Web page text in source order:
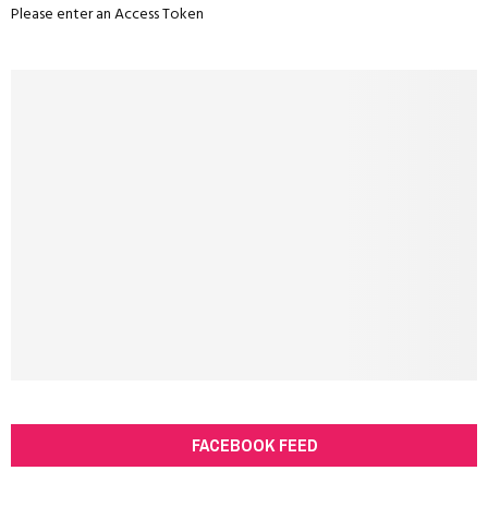
Please enter an Access Token
FACEBOOK FEED